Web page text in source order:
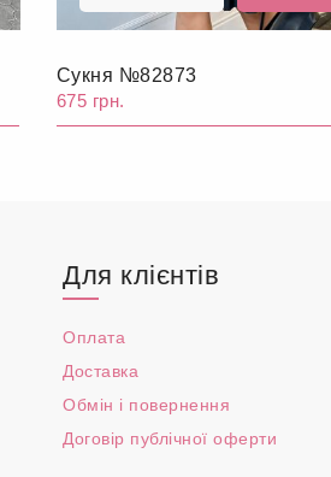
Сукня №82873
675 грн.
Для клієнтів
Оплата
Доставка
Обмін і повернення
Договір публічної оферти